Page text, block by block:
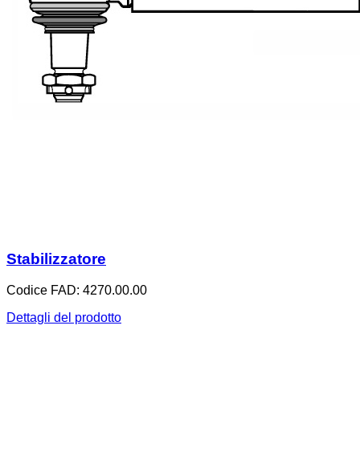
Stabilizzatore
Codice FAD: 4270.00.00
Dettagli del prodotto